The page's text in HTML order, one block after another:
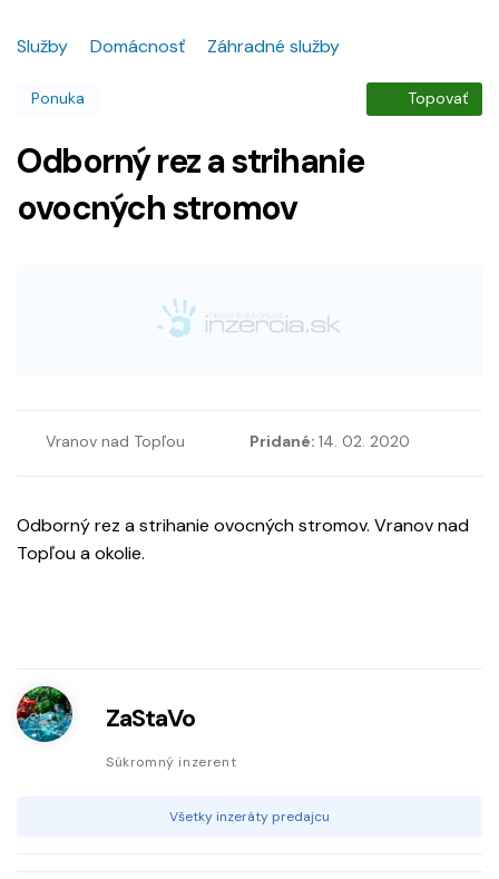
Služby Domácnosť Záhradné služby
Ponuka Topovať
Odborný rez a strihanie
ovocných stromov
Vranov nad Topľou Pridané: 14. 02. 2020
Odborný rez a strihanie ovocných stromov. Vranov nad
Topľou a okolie.
ZaStaVo
Súkromný inzerent
Všetky inzeráty predajcu